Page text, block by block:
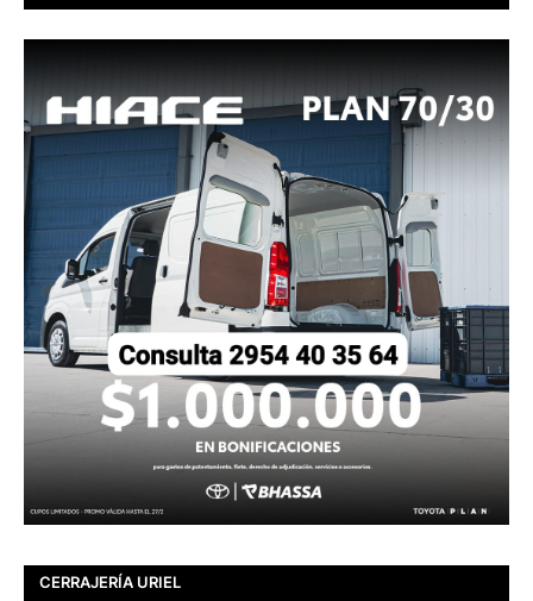
CERRAJERÍA URIEL